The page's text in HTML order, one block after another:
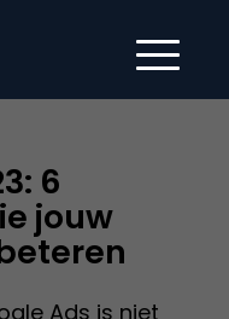
6
jouw
Ads is niet